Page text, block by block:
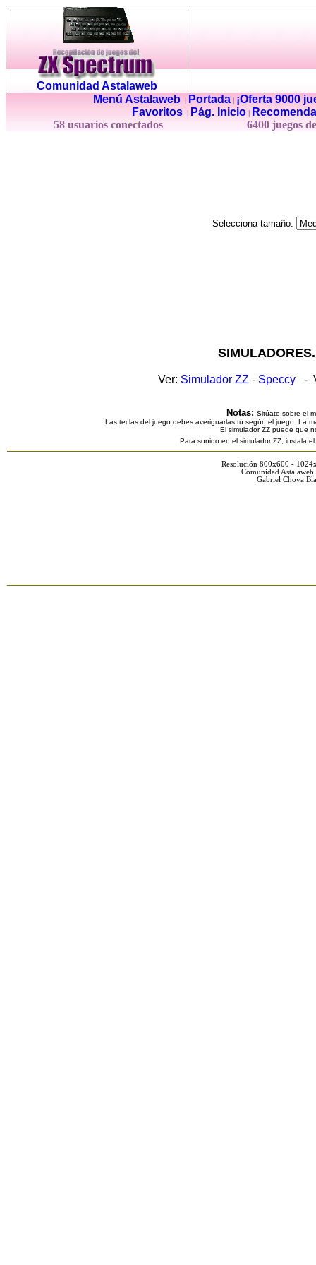
Comunidad Astalaweb
Menú Astalaweb| Portada|
¡Oferta 9000
Favoritos
Pág. Inicio
58 usuarios conectados
6400 juegos
Selecciona tamaño:
Ver: Simulador ZZ - Speccy -
Notas: Sitúate sobre el
Las teclas del juego debes averiguarlas tú según el juego. La
El simulador ZZ puede que
Para sonido en el simulador ZZ, instala
Resolución 800x600 -
Comunidad
Gabriel Chova